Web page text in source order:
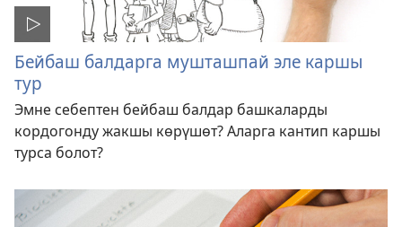
Бейбаш балдарга мушташпай эле каршы
тур
Эмне себептен бейбаш балдар башкаларды
кордогонду жакшы көрүшөт? Аларга кантип каршы
турса болот?